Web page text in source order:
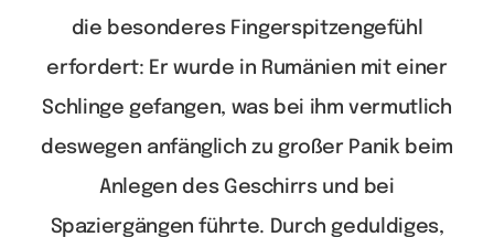
die besonderes Fingerspitzengefühl
erfordert: Er wurde in Rumänien mit einer
Schlinge gefangen, was bei ihm vermutlich
deswegen anfänglich zu großer Panik beim
Anlegen des Geschirrs und bei
Spaziergängen führte. Durch geduldiges,